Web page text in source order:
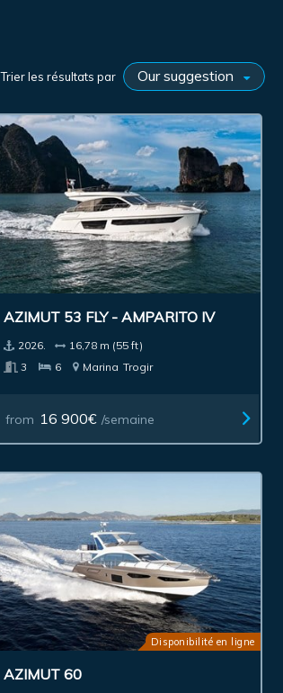
Trier les résultats par
AZIMUT 53 FLY - AMPARITO IV
2026.
16,78 m (55 ft)
3
6 Marina Trogir
from 16 900€ /semaine
Disponibilité en ligne
AZIMUT 60